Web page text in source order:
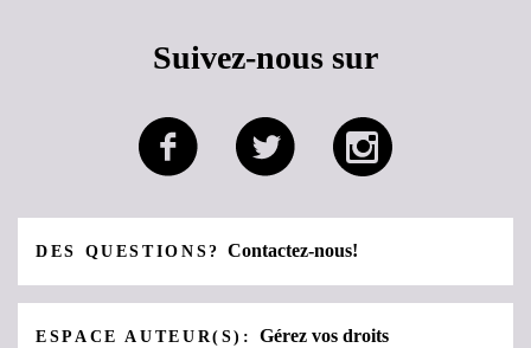
Suivez-nous sur
DES QUESTIONS?Contactez-nous!
ESPACE AUTEUR(S):Gérez vos droits